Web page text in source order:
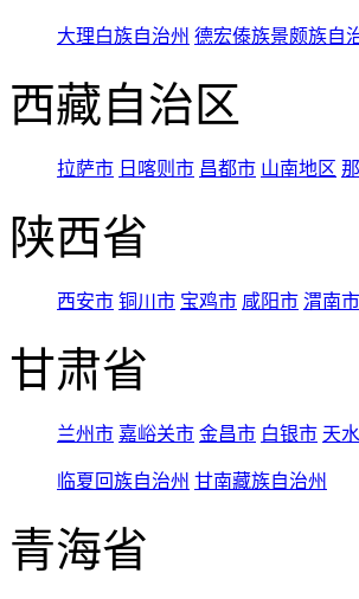
大理白族自治州 德宏傣族景颇族自
西藏自治区
拉萨市 日喀则市 昌都市 山南地区
陕西省
西安市 铜川市 宝鸡市 咸阳市 渭南市
甘肃省
兰州市 嘉峪关市 金昌市 白银市 天
临夏回族自治州 甘南藏族自治州
青海省